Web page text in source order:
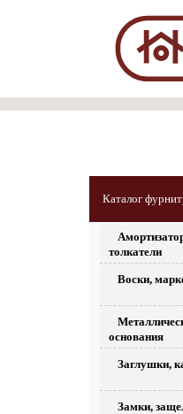
Каталог
толкатели
Воски,
основания
Заглушки,
Замки,